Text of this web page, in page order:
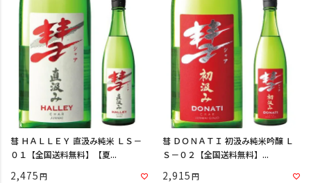
彗 ＨＡＬＬＥＹ 直汲み純米 ＬＳ－
０１【全国送料無料】【夏...
2,475
彗 ＤＯＮＡＴＩ 初汲み純米吟醸 Ｌ
Ｓ－０２【全国送料無料】...
2,915